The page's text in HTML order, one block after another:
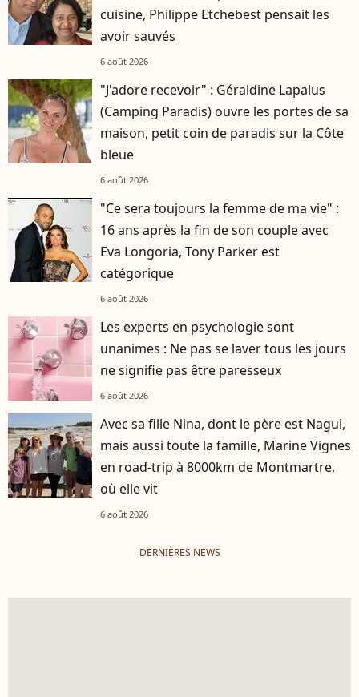
cuisine, Philippe Etchebest pensait les
avoir sauvés
6 août 2026
"J'adore recevoir" : Géraldine Lapalus
(Camping Paradis) ouvre les portes de sa
maison, petit coin de paradis sur la Côte
bleue
6 août 2026
"Ce sera toujours la femme de ma vie" :
16 ans après la fin de son couple avec
Eva Longoria, Tony Parker est
catégorique
6 août 2026
Les experts en psychologie sont
unanimes : Ne pas se laver tous les jours
ne signifie pas être paresseux
6 août 2026
Avec sa fille Nina, dont le père est Nagui,
mais aussi toute la famille, Marine Vignes
en road-trip à 8000km de Montmartre,
où elle vit
6 août 2026
DERNIÈRES NEWS